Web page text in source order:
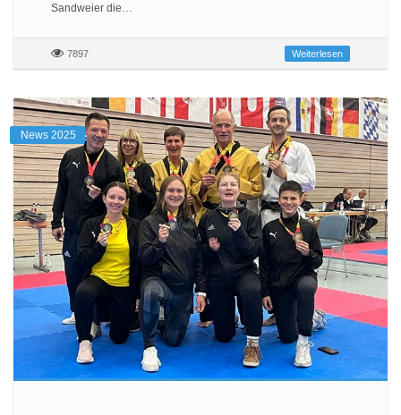
Sandweier die…
7897 Weiterlesen
News 2025